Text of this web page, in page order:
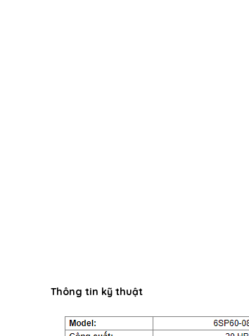
Thông tin kỹ thuật